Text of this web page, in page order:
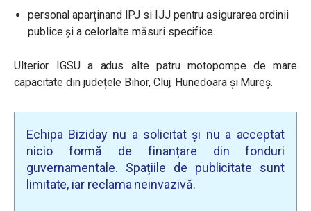
personal aparținand IPJ si IJJ pentru asigurarea ordinii
publice și a celorlalte măsuri specifice.
Ulterior IGSU a adus alte patru motopompe de mare
capacitate din județele Bihor, Cluj, Hunedoara și Mureș.
Echipa Biziday nu a solicitat și nu a acceptat
nicio formă de finanțare din fonduri
guvernamentale. Spațiile de publicitate sunt
limitate, iar reclama neinvazivă.